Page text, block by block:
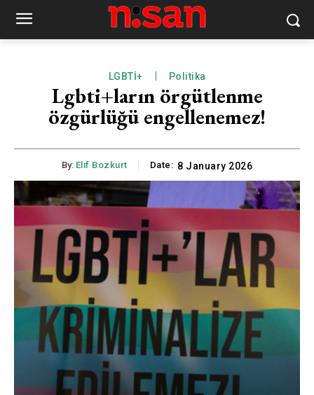
LGBTİ+ Politika
Lgbti+ların örgütlenme
özgürlüğü engellenemez!
By: Elif Bozkurt Date: 8 January 2026